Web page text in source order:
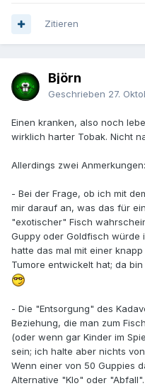
Zitieren
Björn
Geschrieben 27.
Einen kranken, also noch
wirklich harter Tobak. Nicht
Allerdings zwei Anmerkungen:
- Bei der Frage, ob ich mit
mir darauf an, was das für
"exotischer" Fisch
Guppy oder Goldfisch würde
hatte das mal mit einer
Tumore entwickelt hat; da
- Die "Entsorgung" des
Beziehung, die man zum
(oder wenn gar Kinder im
sein; ich halte aber nichts
Wenn einer von 50 Guppies
Alternative "Klo" oder "Abfall".